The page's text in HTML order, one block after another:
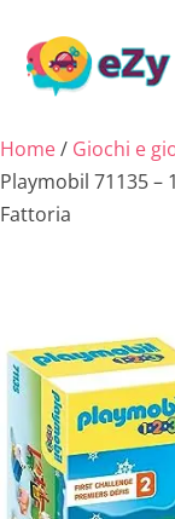
Home/ Giochi e
Playmobil 71135 –
Fattoria